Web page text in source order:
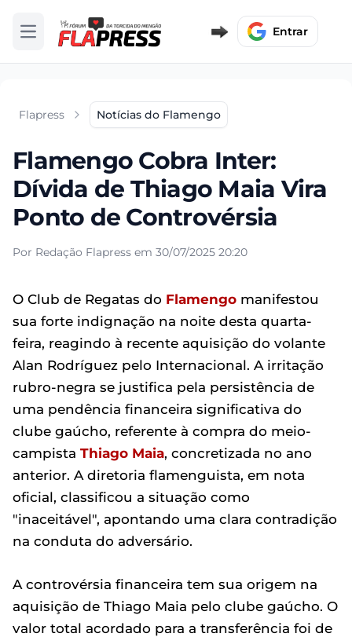
Abrir menu Entrar
Flapress Notícias do Flamengo
Flamengo Cobra Inter:
Dívida de Thiago Maia Vira
Ponto de Controvérsia
Por Redação Flapress em 30/07/2025 20:20
O Club de Regatas do Flamengo manifestou
sua forte indignação na noite desta quarta-
feira, reagindo à recente aquisição do volante
Alan Rodríguez pelo Internacional. A irritação
rubro-negra se justifica pela persistência de
uma pendência financeira significativa do
clube gaúcho, referente à compra do meio-
campista Thiago Maia, concretizada no ano
anterior. A diretoria flamenguista, em nota
oficial, classificou a situação como
"inaceitável", apontando uma clara contradição
na conduta do adversário.
A controvérsia financeira tem sua origem na
aquisição de Thiago Maia pelo clube gaúcho. O
valor total acordado para a transferência foi de